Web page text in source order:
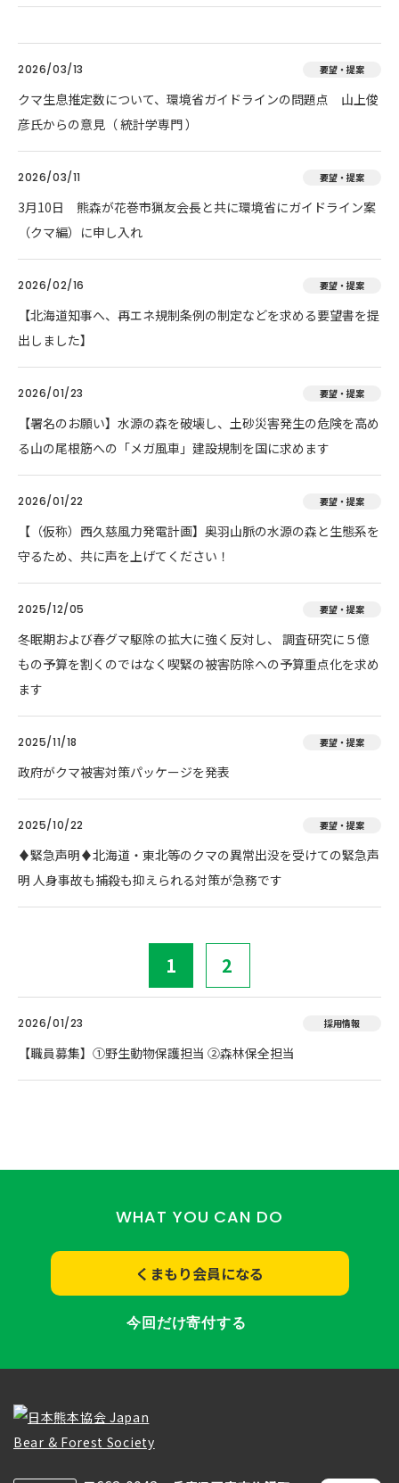
2026/03/13 要望・提案
クマ生息推定数について、環境省ガイドラインの問題点 山上俊
彦氏からの意見（ 統計学専門 ）
2026/03/11 要望・提案
3月10日 熊森が花巻市猟友会長と共に環境省にガイドライン案
（クマ編）に申し入れ
2026/02/16 要望・提案
【北海道知事へ、再エネ規制条例の制定などを求める要望書を提
出しました】
2026/01/23 要望・提案
【署名のお願い】水源の森を破壊し、土砂災害発生の危険を高め
る山の尾根筋への「メガ風車」建設規制を国に求めます
2026/01/22 要望・提案
【（仮称）西久慈風力発電計画】奥羽山脈の水源の森と生態系を
守るため、共に声を上げてください！
2025/12/05 要望・提案
冬眠期および春グマ駆除の拡大に強く反対し、 調査研究に５億
もの予算を割くのではなく喫緊の被害防除への予算重点化を求め
ます
2025/11/18 要望・提案
政府がクマ被害対策パッケージを発表
2025/10/22 要望・提案
♦️緊急声明♦️北海道・東北等のクマの異常出没を受けての緊急声
明 人身事故も捕殺も抑えられる対策が急務です
1 2
2026/01/23 採用情報
【職員募集】①野生動物保護担当 ②森林保全担当
WHAT YOU CAN DO
くまもり会員になる
今回だけ寄付する